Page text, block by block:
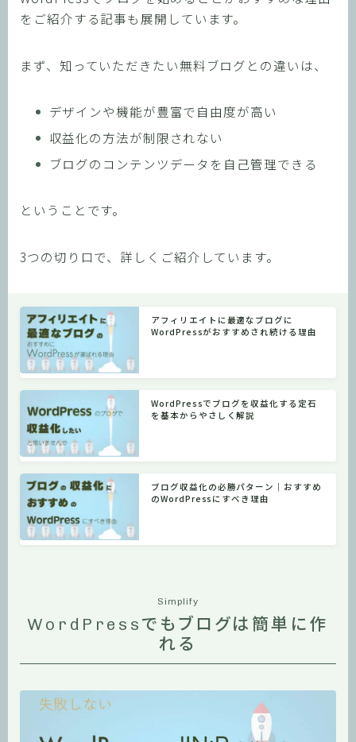
をご紹介する記事も展開しています。
まず、知っていただきたい無料ブログとの違いは、
デザインや機能が豊富で自由度が高い
収益化の方法が制限されない
ブログのコンテンツデータを自己管理できる
ということです。
3つの切り口で、詳しくご紹介しています。
アフィリエイトに最適なブログに
WordPressがおすすめされ続ける理由
WordPressでブログを収益化する定石
を基本からやさしく解説
ブログ収益化の必勝パターン｜おすすめ
のWordPressにすべき理由
Simplify
WordPressでもブログは簡単に作
れる